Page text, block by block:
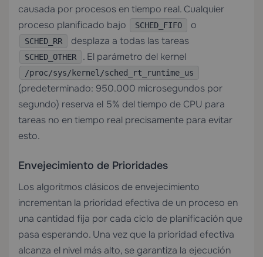
causada por procesos en tiempo real. Cualquier
proceso planificado bajo
SCHED_FIFO o
SCHED_RR desplaza a todas las tareas
SCHED_OTHER . El parámetro del kernel
/proc/sys/kernel/sched_rt_runtime_us
(predeterminado: 950.000 microsegundos por
segundo) reserva el 5% del tiempo de CPU para
tareas no en tiempo real precisamente para evitar
esto.
Envejecimiento de Prioridades
Los algoritmos clásicos de envejecimiento
incrementan la prioridad efectiva de un proceso en
una cantidad fija por cada ciclo de planificación que
pasa esperando. Una vez que la prioridad efectiva
alcanza el nivel más alto, se garantiza la ejecución